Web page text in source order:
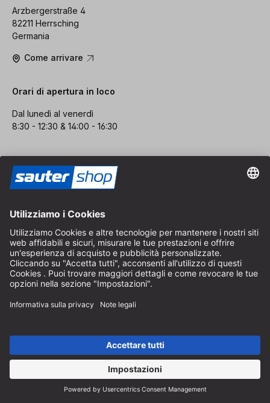
Arzbergerstraße 4
82211 Herrsching
Germania
Come arrivare
Orari di apertura in loco
Dal lunedì al venerdì
8:30 - 12:30 & 14:00 - 16:30
Aiuto
Istruzioni per l'imballaggio
Pagamento e tasse
Modulo di contatto
Diritto di recesso
Servizio FAQ
Chi siamo
Carriera
Area rivenditori